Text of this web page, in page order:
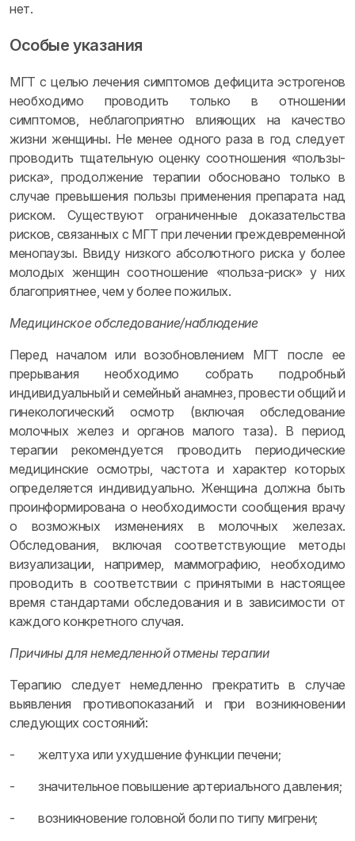
нет.
Особые указания
МГТ с целью лечения симптомов дефицита эстрогенов
необходимо проводить только в отношении
симптомов, неблагоприятно влияющих на качество
жизни женщины. Не менее одного раза в год следует
проводить тщательную оценку соотношения «пользы-
риска», продолжение терапии обосновано только в
случае превышения пользы применения препарата над
риском. Существуют ограниченные доказательства
рисков, связанных с МГТ при лечении преждевременной
менопаузы. Ввиду низкого абсолютного риска у более
молодых женщин соотношение «польза-риск» у них
благоприятнее, чем у более пожилых.
Медицинское обследование/наблюдение
Перед началом или возобновлением МГТ после ее
прерывания необходимо собрать подробный
индивидуальный и семейный анамнез, провести общий и
гинекологический осмотр (включая обследование
молочных желез и органов малого таза). В период
терапии рекомендуется проводить периодические
медицинские осмотры, частота и характер которых
определяется индивидуально. Женщина должна быть
проинформирована о необходимости сообщения врачу
о возможных изменениях в молочных железах.
Обследования, включая соответствующие методы
визуализации, например, маммографию, необходимо
проводить в соответствии с принятыми в настоящее
время стандартами обследования и в зависимости от
каждого конкретного случая.
Причины для немедленной отмены терапии
Терапию следует немедленно прекратить в случае
выявления противопоказаний и при возникновении
следующих состояний:
- желтуха или ухудшение функции печени;
- значительное повышение артериального давления;
- возникновение головной боли по типу мигрени;